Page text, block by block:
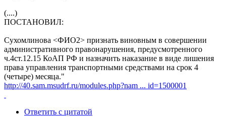
(....)
ПОСТАНОВИЛ:
Сухомлинова <ФИО2> признать виновным в совершении
административного правонарушения, предусмотренного
ч.4ст.12.15 КоАП РФ и назначить наказание в виде лишения
права управления транспортными средствами на срок 4
(четыре) месяца."
http://40.sam.msudrf.ru/modules.php?nam ... id=1500001
Ответить с цитатой